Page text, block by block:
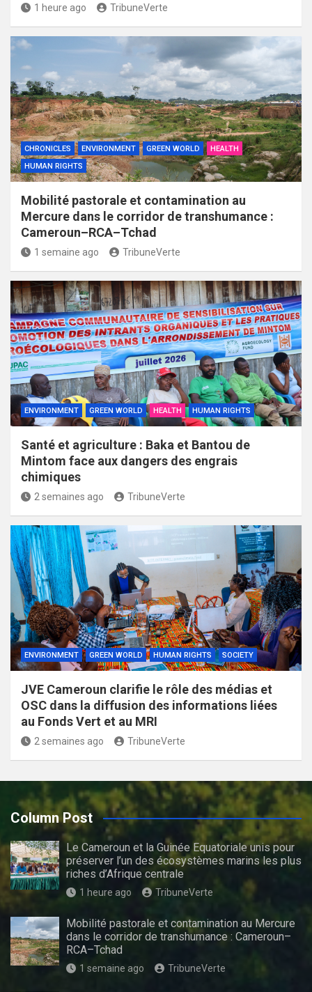
1 heure ago TribuneVerte
CHRONICLES ENVIRONMENT GREEN WORLD
HEALTH
HUMAN RIGHTS
Mobilité pastorale et contamination au
Mercure dans le corridor de transhumance :
Cameroun–RCA–Tchad
1 semaine ago TribuneVerte
ENVIRONMENT GREEN WORLD HEALTH HUMAN RIGHTS
Santé et agriculture : Baka et Bantou de
Mintom face aux dangers des engrais
chimiques
2 semaines ago TribuneVerte
ENVIRONMENT GREEN WORLD HUMAN RIGHTS SOCIETY
JVE Cameroun clarifie le rôle des médias et
OSC dans la diffusion des informations liées
au Fonds Vert et au MRI
2 semaines ago TribuneVerte
Column Post
Le Cameroun et la Guinée Equatoriale unis pour
préserver l’un des écosystèmes marins les plus
riches d’Afrique centrale
1 heure ago TribuneVerte
Mobilité pastorale et contamination au Mercure
dans le corridor de transhumance : Cameroun–
RCA–Tchad
1 semaine ago TribuneVerte